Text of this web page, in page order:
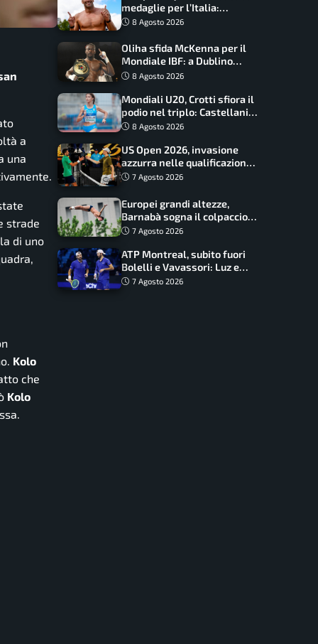
a
una
strade
di uno
Kolo
che
Kolo
medaglie per l’Italia:
Paltrinieri guida la staffetta,
grandi altezze
8 Agosto 2026
Oliha sfida McKenna per il
Mondiale IBF: a Dublino
serve l’impresa nella tana
8 Agosto 2026
Mondiali U20, Crotti sfiora il
podio nel triplo: Castellani
da record, Succo in finale
8 Agosto 2026
US Open 2026, invasione
azzurra nelle qualificazioni:
17 italiani a caccia del main
7 Agosto 2026
Europei grandi altezze,
Barnabà sogna il colpaccio:
è leader a metà gara, Baraldi
7 Agosto 2026
ATP Montreal, subito fuori
Bolelli e Vavassori: Luz e
Matos fermano gli azzurri
7 Agosto 2026